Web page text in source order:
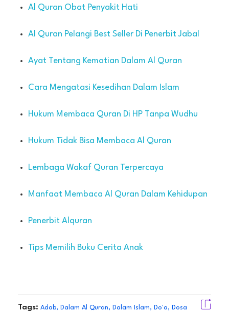
Al Quran Obat Penyakit Hati
Al Quran Pelangi Best Seller Di Penerbit Jabal
Ayat Tentang Kematian Dalam Al Quran
Cara Mengatasi Kesedihan Dalam Islam
Hukum Membaca Quran Di HP Tanpa Wudhu
Hukum Tidak Bisa Membaca Al Quran
Lembaga Wakaf Quran Terpercaya
Manfaat Membaca Al Quran Dalam Kehidupan
Penerbit Alquran
Tips Memilih Buku Cerita Anak
Tags: Adab, Dalam Al Quran, Dalam Islam, Do'a, Dosa